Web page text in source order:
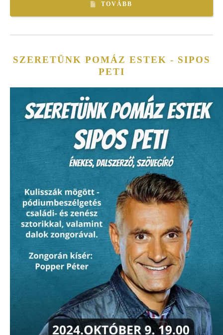
TOVÁBB
SZERETÜNK POMÁZ ESTEK - SIPOS
PETI